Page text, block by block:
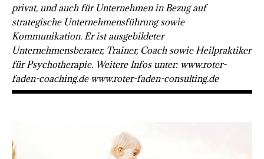
privat, und auch für Unternehmen in Bezug auf
strategische Unternehmensführung sowie
Kommunikation. Er ist ausgebildeter
Unternehmensberater, Trainer, Coach sowie Heilpraktiker
für Psychotherapie. Weitere Infos unter: www.roter-
faden-coaching.de www.roter-faden-consulting.de